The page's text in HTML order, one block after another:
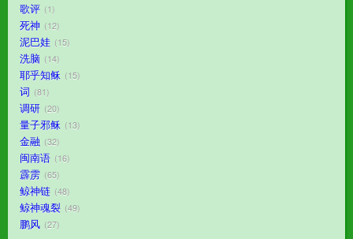
歌评 1
死神 12
泥巴娃 15
洗脑 14
耶乎知稣 15
词 81
调研 20
量子邪稣 13
金融 32
闽南语 16
霹雳 65
鲸神链 48
鲸神魂裂 49
鹏风 27